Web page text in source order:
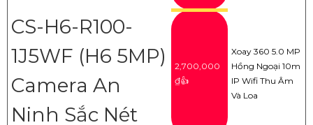
CS-H6-R100-
1J5WF (H6 5MP)
Camera An
Ninh Sắc Nét
2,700,000
₫👍
Xoay 360 5.0 MP
Hồng Ngoại 10m
IP Wifi Thu Âm
Và Loa